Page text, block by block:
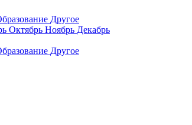
Другое
Октябрь Ноябрь Декабрь
Другое